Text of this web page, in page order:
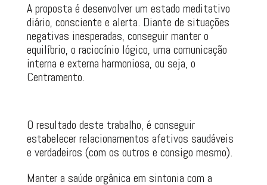
A proposta é desenvolver um estado meditativo
diário, consciente e alerta. Diante de situações
negativas inesperadas, conseguir manter o
equilíbrio, o raciocínio lógico, uma comunicação
interna e externa harmoniosa, ou seja, o
Centramento.
O resultado deste trabalho, é conseguir
estabelecer relacionamentos afetivos saudáveis
e verdadeiros (com os outros e consigo mesmo).
Manter a saúde orgânica em sintonia com a